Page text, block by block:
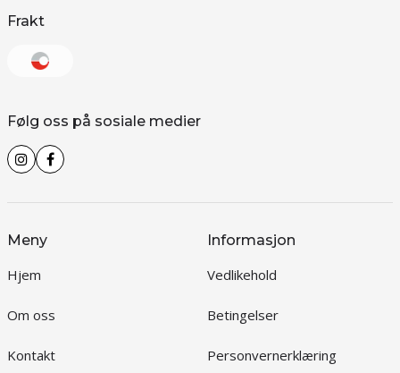
Frakt
Følg oss på sosiale medier
Meny
Hjem
Om oss
Kontakt
Informasjon
Vedlikehold
Betingelser
Personvernerklæring